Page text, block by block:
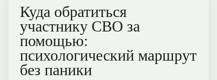
Куда обратиться
участнику СВО за
помощью:
психологический маршрут
без паники